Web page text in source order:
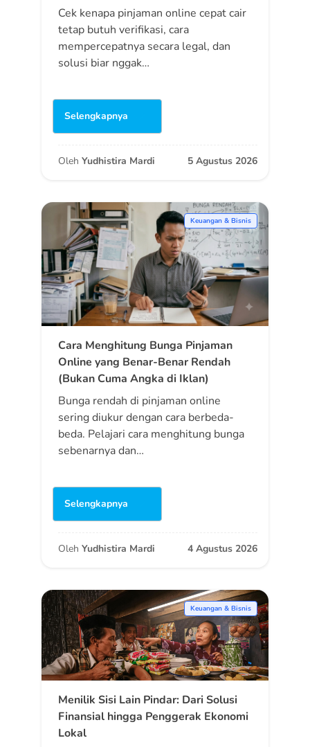
Cek kenapa pinjaman online cepat cair
tetap butuh verifikasi, cara
mempercepatnya secara legal, dan
solusi biar nggak…
Selengkapnya
Oleh Yudhistira Mardi 5 Agustus 2026
Keuangan & Bisnis
Cara Menghitung Bunga Pinjaman
Online yang Benar-Benar Rendah
(Bukan Cuma Angka di Iklan)
Bunga rendah di pinjaman online
sering diukur dengan cara berbeda-
beda. Pelajari cara menghitung bunga
sebenarnya dan…
Selengkapnya
Oleh Yudhistira Mardi 4 Agustus 2026
Keuangan & Bisnis
Menilik Sisi Lain Pindar: Dari Solusi
Finansial hingga Penggerak Ekonomi
Lokal